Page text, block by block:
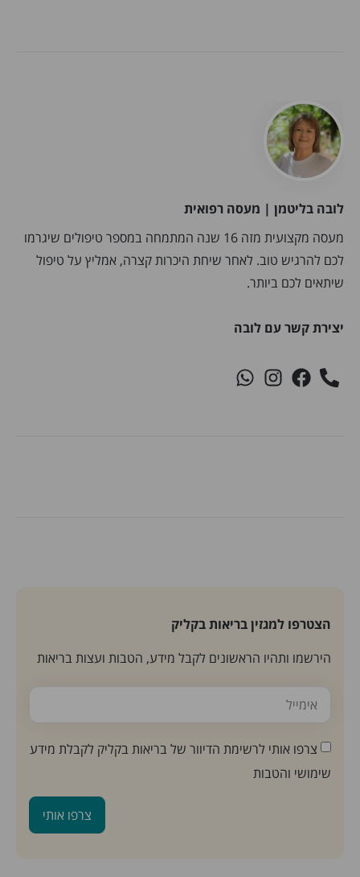
לובה בליטמן | מעסה רפואית
מעסה מקצועית מזה 16 שנה המתמחה במספר טיפולים שיגרמו
לכם להרגיש טוב. לאחר שיחת היכרות קצרה, אמליץ על טיפול
שיתאים לכם ביותר.
יצירת קשר עם לובה
הצטרפו למגזין בריאות בקליק
הירשמו ותהיו הראשונים לקבל מידע, הטבות ועצות בריאות
צרפו אותי לרשימת הדיוור של בריאות בקליק לקבלת מידע
שימושי והטבות
צרפו אותי